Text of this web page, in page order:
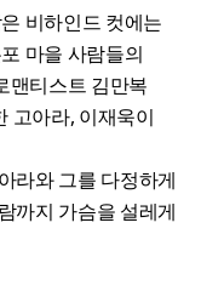
비하인드 컷에는
마을 사람들의
맨티스트 김만복
고아라, 이재욱이
라와 그를 다정하게
까지 가슴을 설레게